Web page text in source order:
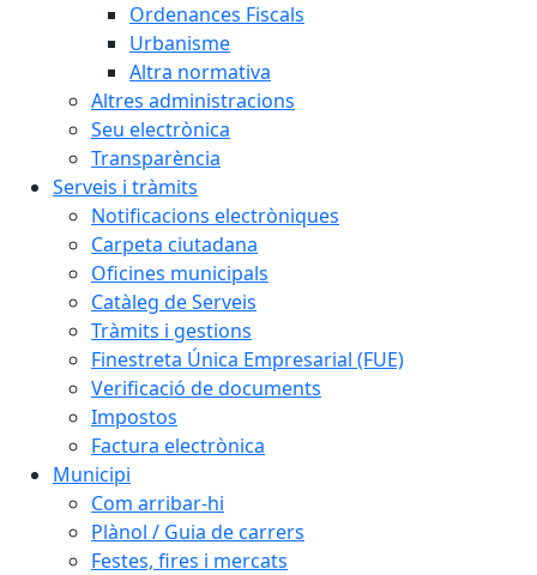
Ordenances Fiscals
Urbanisme
Altra normativa
Altres administracions
Seu electrònica
Transparència
Serveis i tràmits
Notificacions electròniques
Carpeta ciutadana
Oficines municipals
Catàleg de Serveis
Tràmits i gestions
Finestreta Única Empresarial (FUE)
Verificació de documents
Impostos
Factura electrònica
Municipi
Com arribar-hi
Plànol / Guia de carrers
Festes, fires i mercats